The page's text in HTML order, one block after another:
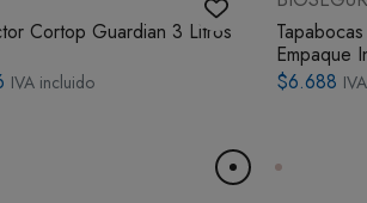
Cortop Guardian 3 Litros
IVA incluido
Empaque
$6.688